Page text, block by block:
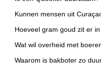
Kunnen mensen uit
Hoeveel gram goud zit er
Wat wil overheid met
Waarom is bakboter zo